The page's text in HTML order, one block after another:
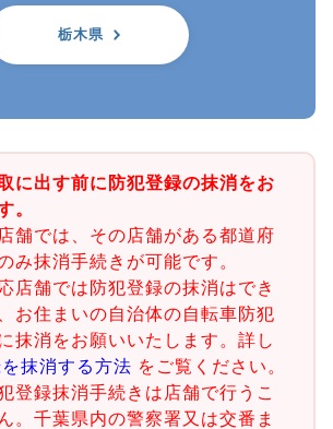
栃木県
に出す前に防犯登録の抹消をお
。
舗では、その店舗がある都道府
み抹消手続きが可能です。
店舗では防犯登録の抹消はでき
お住まいの自治体の自転車防犯
抹消をお願いいたします。詳し
抹消する方法 をご覧ください。
登録抹消手続きは店舗で行うこ
。千葉県内の警察署又は交番ま